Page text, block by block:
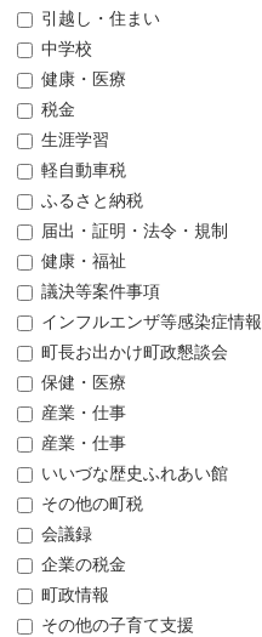
引越し・住まい
中学校
健康・医療
税金
生涯学習
軽自動車税
ふるさと納税
届出・証明・法令・規制
健康・福祉
議決等案件事項
インフルエンザ等感染症情報
町長お出かけ町政懇談会
保健・医療
産業・仕事
産業・仕事
いいづな歴史ふれあい館
その他の町税
会議録
企業の税金
町政情報
その他の子育て支援